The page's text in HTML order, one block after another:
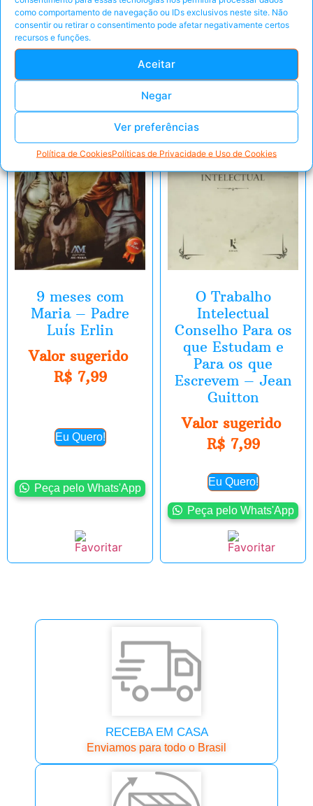
como comportamento de navegação ou IDs exclusivos neste site. Não
consentir ou retirar o consentimento pode afetar negativamente certos
recursos e funções.
Aceitar
Negar
Ver preferências
Política de CookiesPolíticas de Privacidade e Uso de Cookies
E-Book
9 meses com
Maria – Padre
Luís Erlin
Valor sugerido
R$7,99
Eu Quero!
Peça pelo Whats'App
E-Book
O Trabalho
Intelectual
Conselho Para os
que Estudam e
Para os que
Escrevem – Jean
Guitton
Valor sugerido
R$7,99
Eu Quero!
Peça pelo Whats'App
RECEBA EM CASA
Enviamos para todo o Brasil